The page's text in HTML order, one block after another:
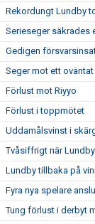
Rekordungt Lundby
Serieseger säkrades
Gedigen
Seger mot ett
Förlust mot Riyyo
Förlust i toppmötet
Uddamålsvinst i
Tvåsiffrigt när
Lundby tillbaka på
Fyra nya spelare
Tung förlust i derbyt